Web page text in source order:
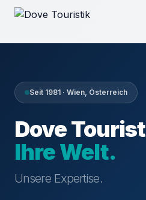
Seit 1981 · Wien, Österreich
Dove
Ihre Welt.
Unsere Expertise.